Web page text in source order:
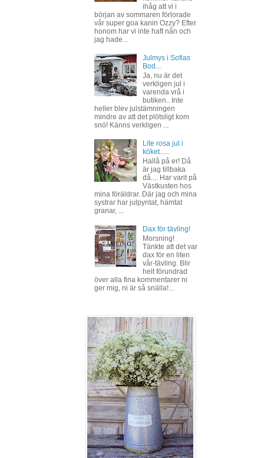
ihåg att vi i
början av sommaren förlorade
vår super goa kanin Ozzy? Efter
honom har vi inte haft nån och
jag hade...
Julmys i Sofias
Bod...
Ja, nu är det
verkligen jul i
varenda vrå i
butiken.. Inte
heller blev julstämningen
mindre av att det plötsligt kom
snö! Känns verkligen ...
Lite rosa jul i
köket......
Hallå på er! Då
är jag tillbaka
då.... Har varit på
Västkusten hos
mina föräldrar. Där jag och mina
systrar har julpyntat, hämtat
granar, ...
Dax för tävling!
Morsning!
Tänkte att det var
dax för en liten
vår-tävling. Blir
helt förundrad
över alla fina kommentarer ni
ger mig, ni är så snälla!...